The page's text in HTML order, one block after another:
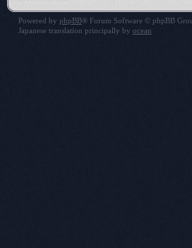
Powered by phpBB® Forum Software © phpBB
Japanese translation principally by ocean